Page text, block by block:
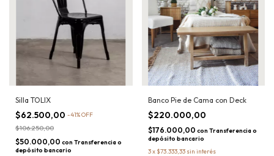
Silla TOLIX
$62.500,00 -41%OFF
$106.250,00
$50.000,00 con Transferencia o
depósito bancario
Banco Pie de Cama con Deck
$220.000,00
$176.000,00 con Transferencia o
depósito bancario
3x $73.333,33 sin interés